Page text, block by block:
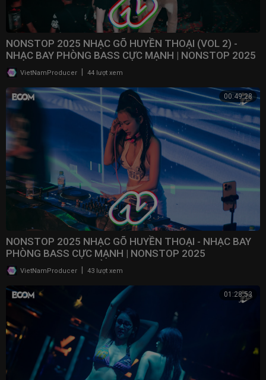
NONSTOP 2025 NHẠC GÕ HUYỀN THOẠI (VOL 2) -
NHẠC BAY PHÒNG BASS CỰC MẠNH | NONSTOP 2025
VINAHOUSE
VietNamProducer 44 lượt xem
00:49:28
NONSTOP 2025 NHẠC GÕ HUYỀN THOẠI - NHẠC BAY
PHÒNG BASS CỰC MẠNH | NONSTOP 2025
VINAHOUSE BAY PHÒNG
VietNamProducer | 43 lượt xem
01:28:53